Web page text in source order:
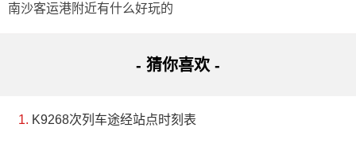
南沙客运港附近有什么好玩的
- 猜你喜欢 -
K9268次列车途经站点时刻表